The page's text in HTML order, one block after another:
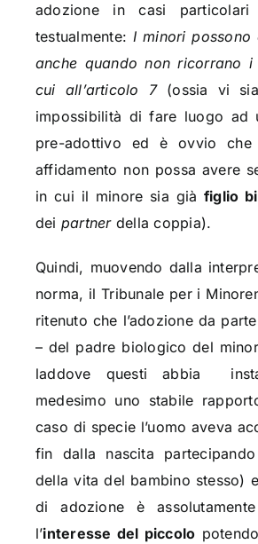
adozione in casi
testualmente: I minori possono
anche quando non ricorrano
cui all’articolo 7(ossia vi sia
impossibilità di fare luogo ad
pre-adottivo ed è ovvio
affidamento non possa avere
in cui il minore sia già figlio
dei partnerdella coppia).
Quindi, muovendo dalla
norma, il Tribunale per i
ritenuto che l’adozione da
– del padre biologico del
laddove questi abbia
medesimo uno stabile
caso di specie l’uomo aveva
fin dalla nascita
della vita del bambino stesso)
di adozione è
l’interesse del piccolo